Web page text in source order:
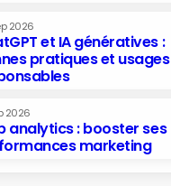
2026
et IA génératives :
pratiques et usages
2026
analytics : booster ses
marketing